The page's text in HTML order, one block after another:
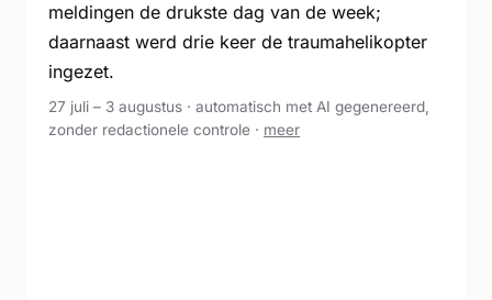
meldingen de drukste dag van de week;
daarnaast werd drie keer de traumahelikopter
ingezet.
27 juli – 3 augustus · automatisch met AI gegenereerd,
zonder redactionele controle · meer